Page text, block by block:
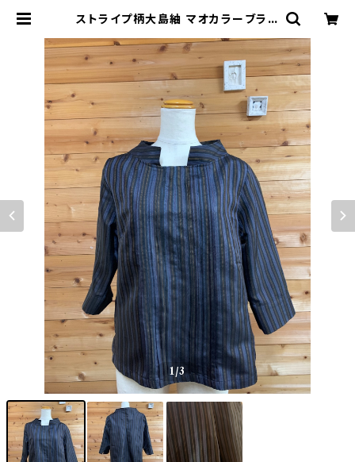
ストライプ柄大島紬 マオカラーブラウ
ンラインショップ
1/3